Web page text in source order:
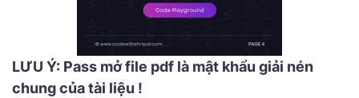
LƯU Ý: Pass mở file pdf là mật khẩu giải nén
chung của tài liệu !